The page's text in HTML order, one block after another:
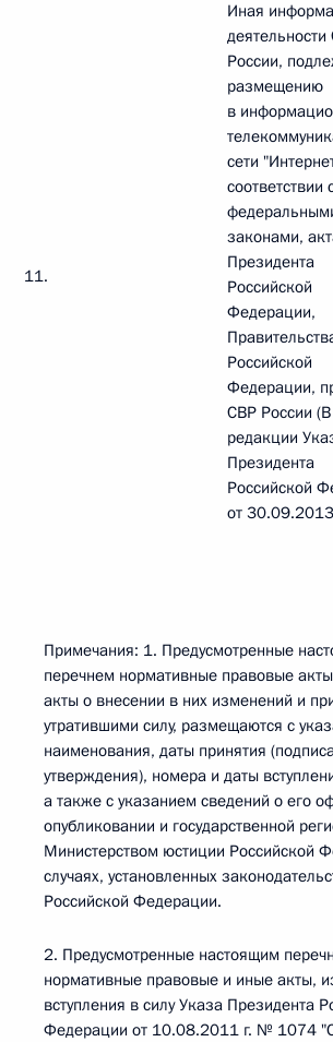
11.
Иная
России,
размещению
в
сети
соответствии
законами,
Президента
Российской
Федерации,
Российской
Федерации,
СВР России (В
редакции
Президента
Российской
от
Примечания: 1. Предусмотренные
перечнем нормативные правовые
акты о внесении в них изменений и
утратившими силу, размещаются с
наименования, даты принятия
утверждения), номера и даты
а также с указанием сведений о его
опубликовании и государственной
Министерством юстиции Российской
случаях, установленных
Российской Федерации.
2. Предусмотренные настоящим
нормативные правовые и иные акты,
вступления в силу Указа Президента
Федерации от 10.08.2011 г. № 1074